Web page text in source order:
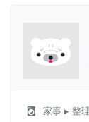
local_laundry_service 家事 ▸ 整